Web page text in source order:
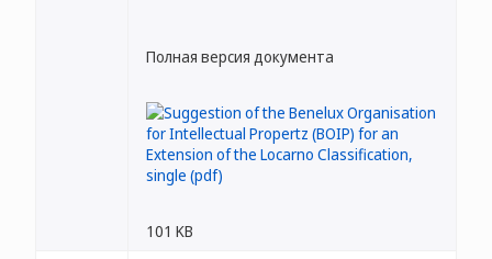
Полная версия документа
101 KB